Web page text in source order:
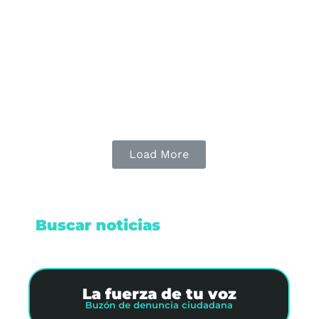
Load More
Buscar noticias
La fuerza de tu voz
Buzón de denuncia ciudadana